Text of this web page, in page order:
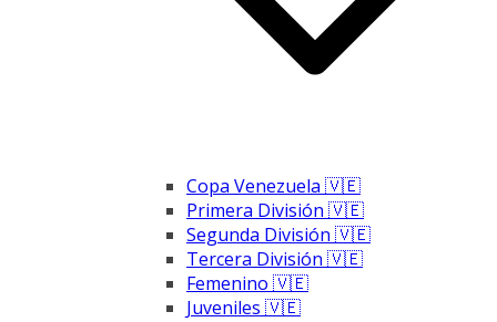
Copa Venezuela 🇻🇪
Primera División 🇻🇪
Segunda División 🇻🇪
Tercera División 🇻🇪
Femenino 🇻🇪
Juveniles 🇻🇪